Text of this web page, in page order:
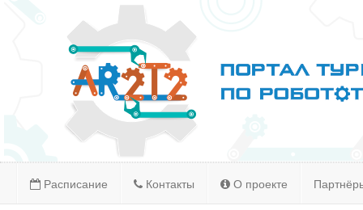
Расписание Контакты О проекте